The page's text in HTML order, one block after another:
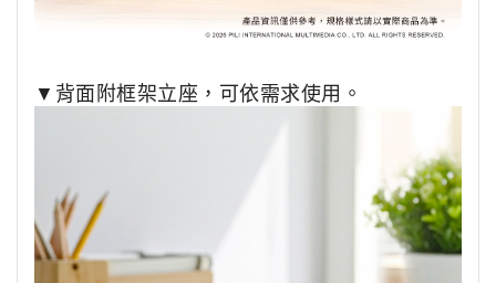
▼背面附框架立座，可依需求使用。